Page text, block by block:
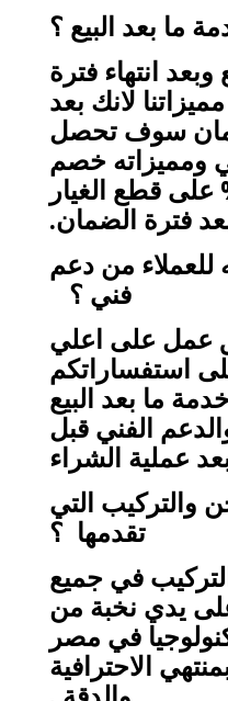
ما بعد البيع ؟
انتهاء فترة
لانك بعد
سوف تحصل
ومميزاته خصم
الى 50% على قطع الغيار
فترة الضمان.
للعملاء من دعم
فني ؟
عمل على اعلي
استفساراتكم
ما بعد البيع
الفني قبل
عملية الشراء
والتركيب التي
تقدمها ؟
في جميع
يدي نخبة من
في مصر
الاحترافية